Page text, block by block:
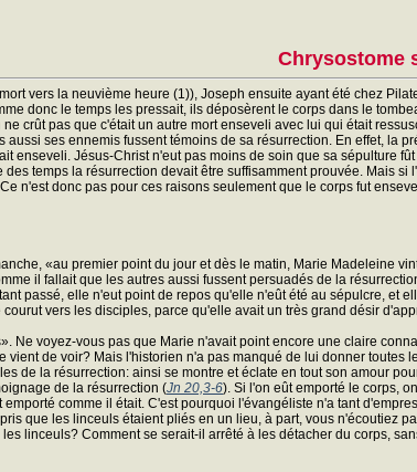
Chrysostome
vers la neuvième heure (1)), Joseph ensuite ayant été chez
donc le temps les pressait, ils déposèrent le corps dans le
crût pas que c'était un autre mort enseveli avec lui qui était
ses ennemis fussent témoins de sa résurrection. En effet,
enseveli. Jésus-Christ n'eut pas moins de soin que sa sépulture
temps la résurrection devait être suffisamment prouvée. Mais
n'est donc pas pour ces raisons seulement que le corps fut
«au premier point du jour et dès le matin, Marie Madeleine
il fallait que les autres aussi fussent persuadés de la
passé, elle n'eut point de repos qu'elle n'eût été au sépulcre,
vers les disciples, parce qu'elle avait un très grand désir
Ne voyez-vous pas que Marie n'avait point encore une claire
de voir? Mais l'historien n'a pas manqué de lui donner
de la résurrection: ainsi se montre et éclate en tout son amour
de la résurrection (Jn 20,3-6). Si l'on eût emporté le corps,
comme il était. C'est pourquoi l'évangéliste n'a tant
que les linceuls étaient pliés en un lieu, à part, vous
linceuls? Comment se serait-il arrêté à les détacher du corps,